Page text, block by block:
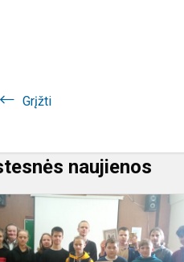
Grįžti
naujienos